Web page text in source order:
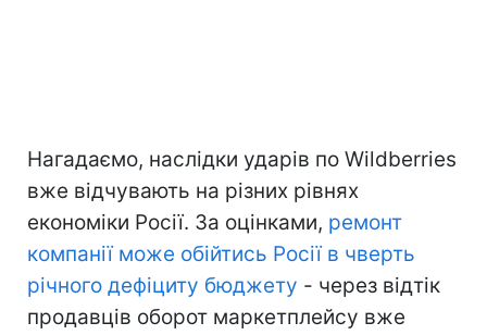
Нагадаємо, наслідки ударів по Wildberries
вже відчувають на різних рівнях
економіки Росії. За оцінками, ремонт
компанії може обійтись Росії в чверть
річного дефіциту бюджету - через відтік
продавців оборот маркетплейсу вже